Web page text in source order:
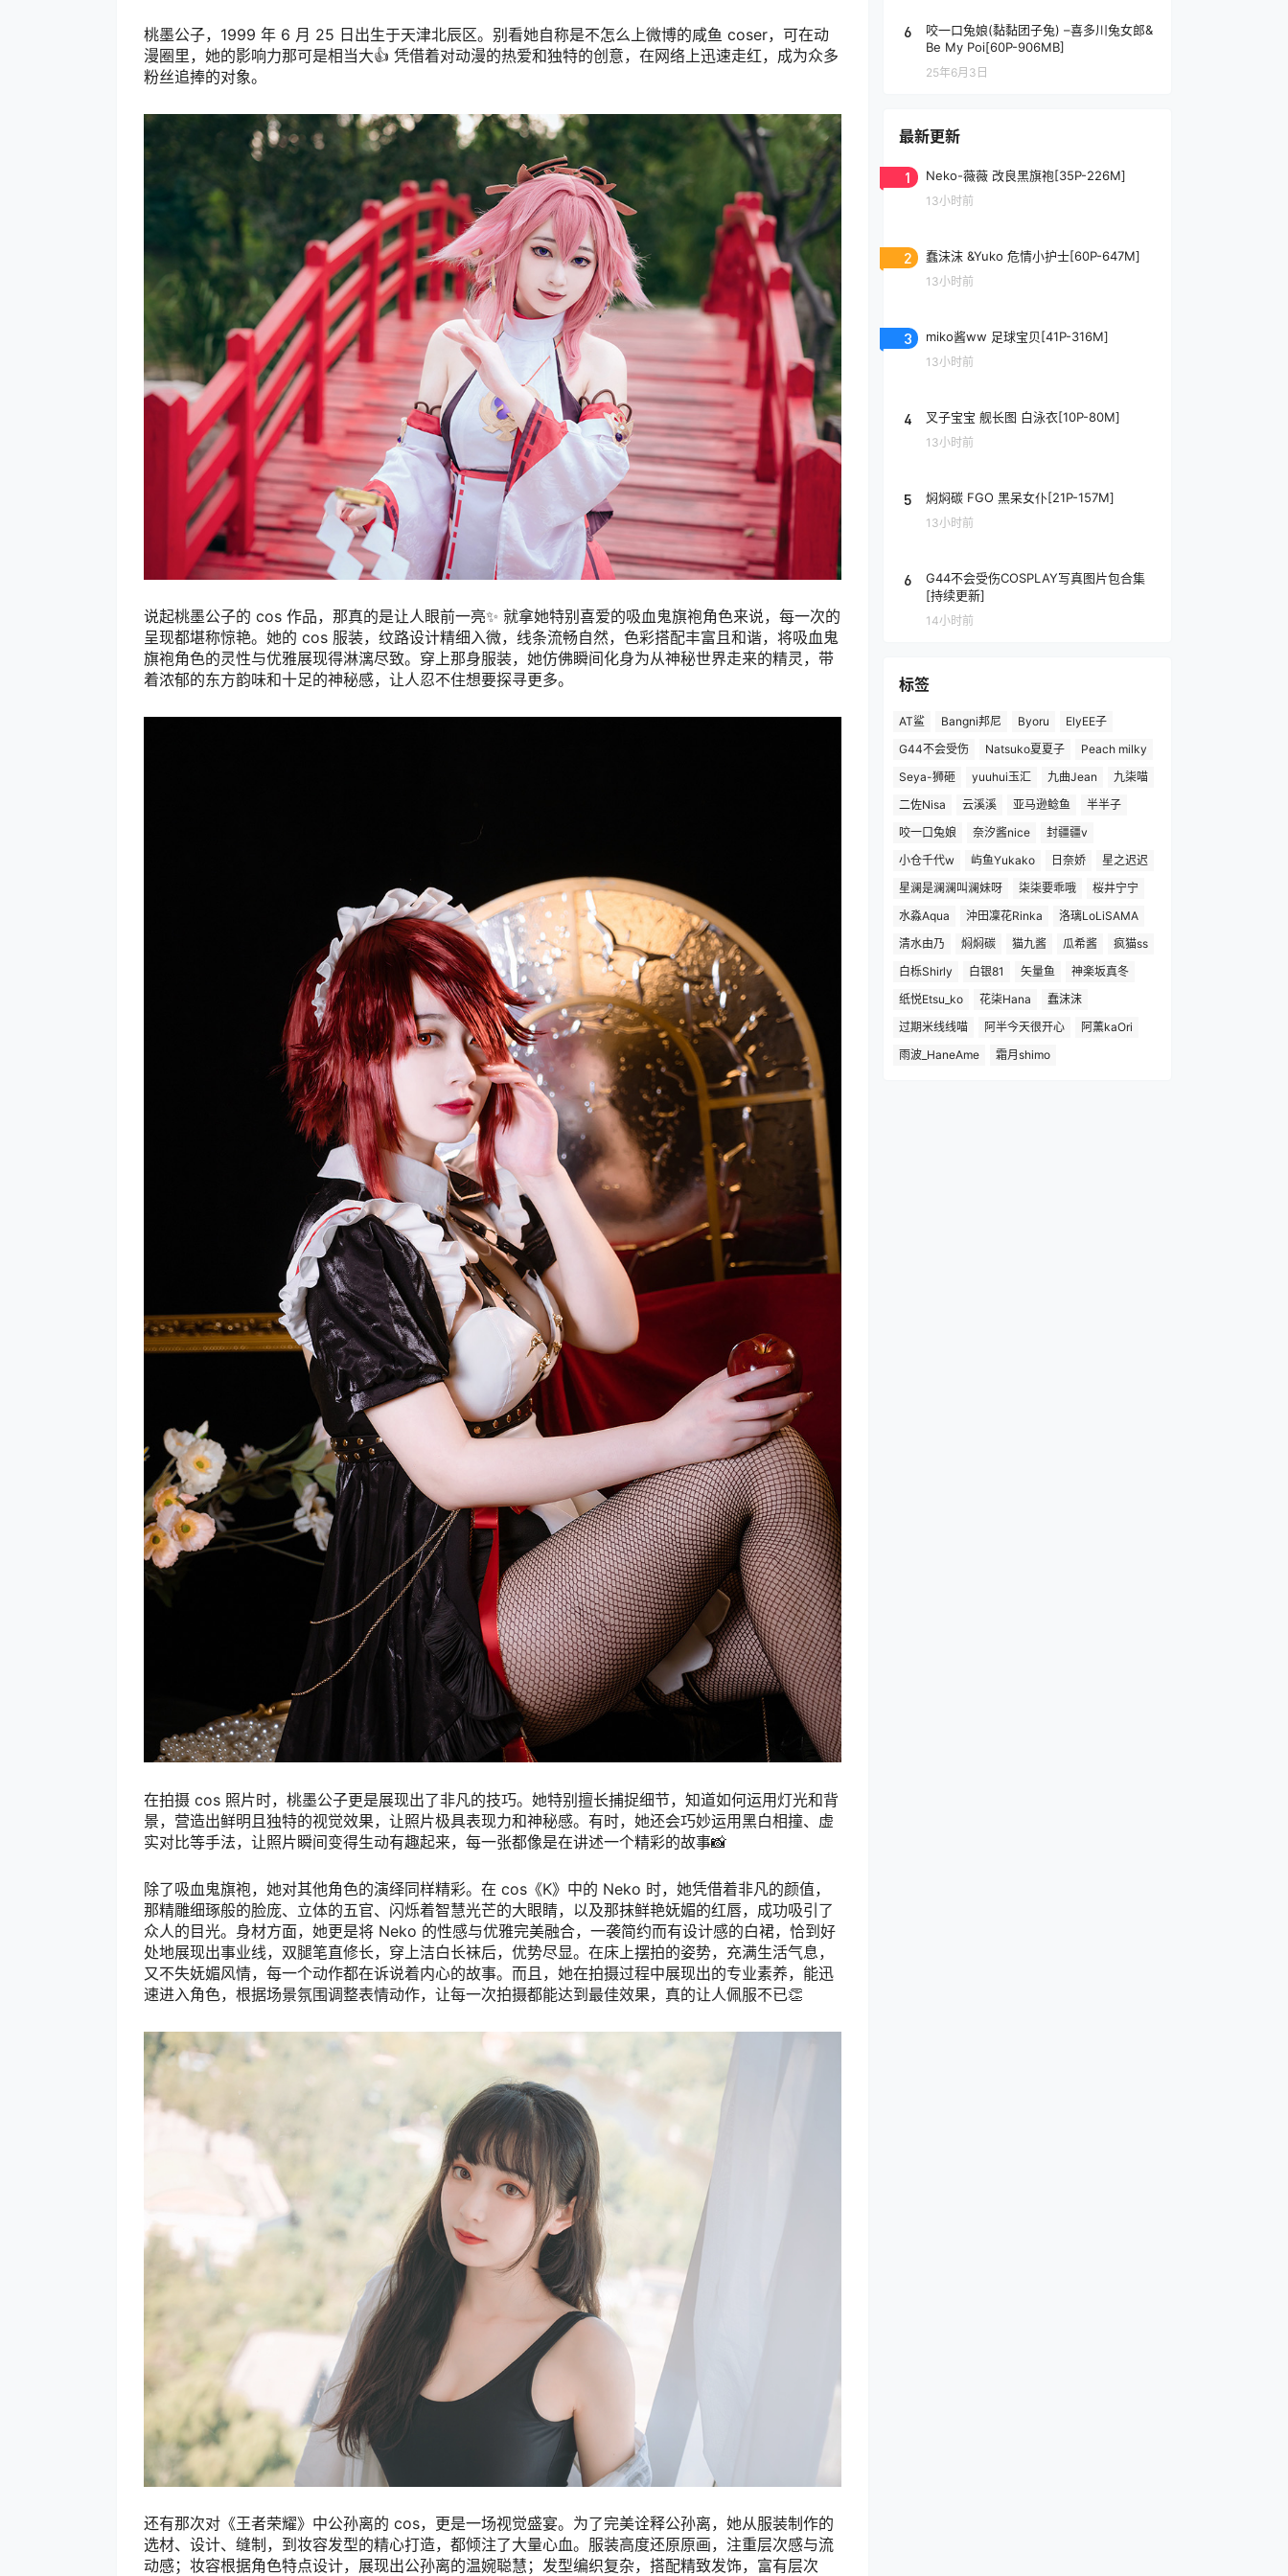
桃墨公子，1999 年 6 月 25 日出生于天津北辰区。别看她自称是不怎么上微博的咸鱼 coser，可在动
漫圈里，她的影响力那可是相当大👍 凭借着对动漫的热爱和独特的创意，在网络上迅速走红，成为众多
粉丝追捧的对象。
说起桃墨公子的 cos 作品，那真的是让人眼前一亮✨ 就拿她特别喜爱的吸血鬼旗袍角色来说，每一次的
呈现都堪称惊艳。她的 cos 服装，纹路设计精细入微，线条流畅自然，色彩搭配丰富且和谐，将吸血鬼
旗袍角色的灵性与优雅展现得淋漓尽致。穿上那身服装，她仿佛瞬间化身为从神秘世界走来的精灵，带
着浓郁的东方韵味和十足的神秘感，让人忍不住想要探寻更多。
在拍摄 cos 照片时，桃墨公子更是展现出了非凡的技巧。她特别擅长捕捉细节，知道如何运用灯光和背
景，营造出鲜明且独特的视觉效果，让照片极具表现力和神秘感。有时，她还会巧妙运用黑白相撞、虚
实对比等手法，让照片瞬间变得生动有趣起来，每一张都像是在讲述一个精彩的故事📸
除了吸血鬼旗袍，她对其他角色的演绎同样精彩。在 cos《K》中的 Neko 时，她凭借着非凡的颜值，
那精雕细琢般的脸庞、立体的五官、闪烁着智慧光芒的大眼睛，以及那抹鲜艳妩媚的红唇，成功吸引了
众人的目光。身材方面，她更是将 Neko 的性感与优雅完美融合，一袭简约而有设计感的白裙，恰到好
处地展现出事业线，双腿笔直修长，穿上洁白长袜后，优势尽显。在床上摆拍的姿势，充满生活气息，
又不失妩媚风情，每一个动作都在诉说着内心的故事。而且，她在拍摄过程中展现出的专业素养，能迅
速进入角色，根据场景氛围调整表情动作，让每一次拍摄都能达到最佳效果，真的让人佩服不已👏
还有那次对《王者荣耀》中公孙离的 cos，更是一场视觉盛宴。为了完美诠释公孙离，她从服装制作的
选材、设计、缝制，到妆容发型的精心打造，都倾注了大量心血。服装高度还原原画，注重层次感与流
动感；妆容根据角色特点设计，展现出公孙离的温婉聪慧；发型编织复杂，搭配精致发饰，富有层次
6
咬一口兔娘(黏黏团子兔) –喜多川兔女郎&
Be My Poi[60P-906MB]
25年6月3日
最新更新
1 Neko-薇薇 改良黑旗袍[35P-226M]
13小时前
2 蠢沫沫 &Yuko 危情小护士[60P-647M]
13小时前
3 miko酱ww 足球宝贝[41P-316M]
13小时前
4 叉子宝宝 舰长图 白泳衣[10P-80M]
13小时前
5 焖焖碳 FGO 黑呆女仆[21P-157M]
13小时前
6
G44不会受伤COSPLAY写真图片包合集
[持续更新]
14小时前
标签
AT鲨 Bangni邦尼 Byoru
ElyEE子
G44不会受伤
Natsuko夏夏子
Peach milky
Seya-狮砸
yuuhui玉汇 九曲Jean
九柒喵
二佐Nisa
云溪溪 亚马逊鲶鱼
半半子
咬一口兔娘
奈汐酱nice
封疆疆v
小仓千代w
屿鱼Yukako 日奈娇
星之迟迟
星澜是澜澜叫澜妹呀
柒柒要乖哦
桜井宁宁
水淼Aqua
沖田凜花Rinka
洛璃LoLiSAMA
清水由乃
焖焖碳 猫九酱 瓜希酱
疯猫ss
白栎Shirly
白银81 矢量鱼
神楽坂真冬
纸悦Etsu_ko
花柒Hana
蠢沫沫
过期米线线喵
阿半今天很开心
阿薰kaOri
雨波_HaneAme
霜月shimo